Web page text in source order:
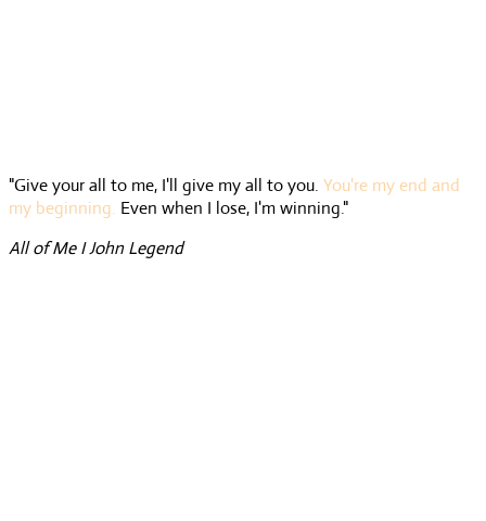
"Give your all to me, I'll give my all to you. You're my end and
my beginning. Even when I lose, I'm winning."
All of Me I John Legend